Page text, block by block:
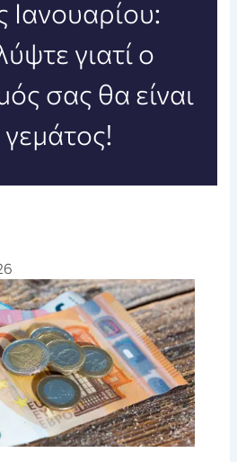
γιατί ο
σας θα είναι
γεμάτος!